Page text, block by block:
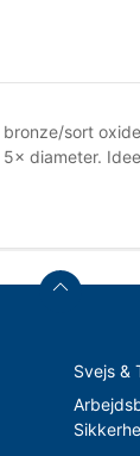
bronze/sort
diameter.
Svejs &